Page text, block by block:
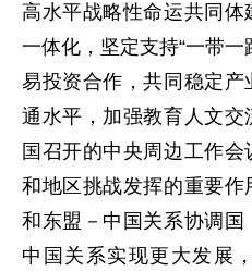
高水平战略性命运共同
一体化，坚定支持“一带
易投资合作，共同稳定
通水平，加强教育人文
国召开的中央周边工作
和地区挑战发挥的重要作
和东盟－中国关系协调国
中国关系实现更大发展